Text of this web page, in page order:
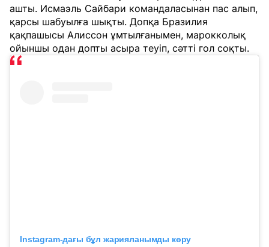
ашты. Исмаэль Сайбари командаласынан пас алып,
қарсы шабуылға шықты. Допқа Бразилия
қақпашысы Алиссон ұмтылғанымен, марокколық
ойыншы одан допты асыра теуіп, сәтті гол соқты.
Instagram-дағы бұл жарияланымды көру